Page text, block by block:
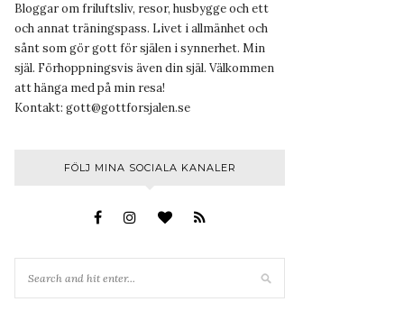
Bloggar om friluftsliv, resor, husbygge och ett
och annat träningspass. Livet i allmänhet och
sånt som gör gott för själen i synnerhet. Min
själ. Förhoppningsvis även din själ. Välkommen
att hänga med på min resa!
Kontakt: gott@gottforsjalen.se
FÖLJ MINA SOCIALA KANALER